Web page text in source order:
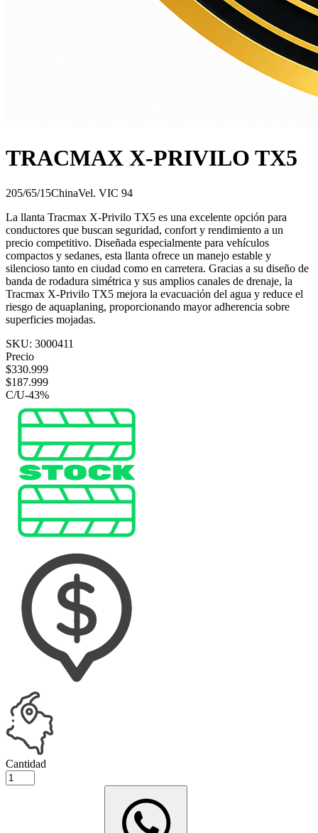
TRACMAX X-PRIVILO TX5
205/65/15ChinaVel. VIC 94
La llanta Tracmax X-Privilo TX5 es una excelente opción para
conductores que buscan seguridad, confort y rendimiento a un
precio competitivo. Diseñada especialmente para vehículos
compactos y sedanes, esta llanta ofrece un manejo estable y
silencioso tanto en ciudad como en carretera. Gracias a su diseño de
banda de rodadura simétrica y sus amplios canales de drenaje, la
Tracmax X-Privilo TX5 mejora la evacuación del agua y reduce el
riesgo de aquaplaning, proporcionando mayor adherencia sobre
superficies mojadas.
SKU: 3000411
Precio
$330.999
$187.999
C/U-43%
Cantidad